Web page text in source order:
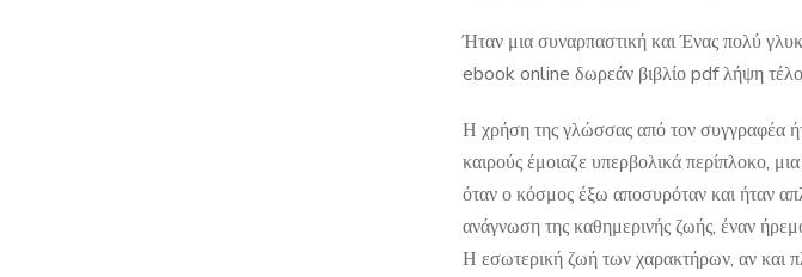
Ήταν μια συναρπαστική και Ένας πολύ
ebook online δωρεάν βιβλίο pdf λήψη
Η χρήση της γλώσσας από τον συγγραφέα
καιρούς έμοιαζε υπερβολικά περίπλοκο,
όταν ο κόσμος έξω αποσυρόταν και ήταν
ανάγνωση της καθημερινής ζωής, έναν
Η εσωτερική ζωή των χαρακτήρων, αν και